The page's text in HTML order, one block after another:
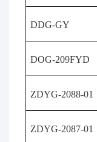
DDG-GY
DOG-209FYD
ZDYG-2088-01
ZDYG-2087-01